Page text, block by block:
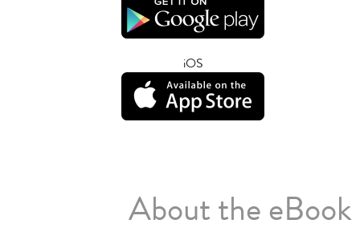
iOS
About the eBook